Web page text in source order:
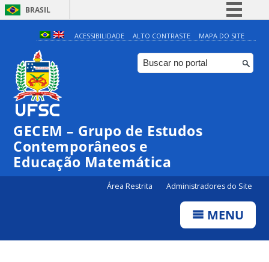
BRASIL
Simplifique!
Comunica BR
Participe
Canais
ACESSIBILIDADE ALTO CONTRASTE MAPA DO SITE
GECEM – Grupo de Estudos
Contemporâneos e
Educação Matemática
Área Restrita Administradores do Site
MENU